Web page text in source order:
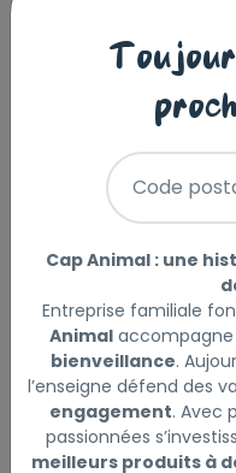
Laisser un
Recette grain free
• Ingrédients de
• Contient des
digestive
• Levure de bière
poil)
• Feuilles d’artichaut,
detoxifiantes
• Méthionine (acide
Code
Cap Animal : une
Entreprise familiale
Animalaccompagne
bienveillance.
l’enseigne défend des
engagement. Avec
passionnées
meilleurs produits à